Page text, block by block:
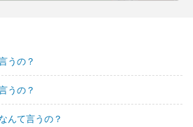
うの？
うの？
んて言うの？